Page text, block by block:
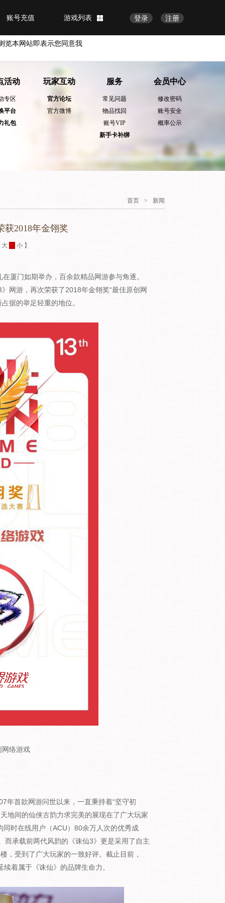
注册
登录
游戏列表
账号充值
览本网站即表示您同意我
活动
专区
平台
礼包
玩家互动
官方论坛
官方微博
服务
常见问题
物品找回
账号VIP
新手卡补绑
会员中心
修改密码
账号安全
概率公示
首页 > 新闻
获2018年金翎奖
大 中 小 】
门如期举办，百余款精品网游参与角逐。
网游，再次荣获了2018年金翎奖“最佳原创网
据的举足轻重的地位。
网络游戏
首款网游问世以来，一直秉持着“坚守初
地间的仙侠古韵力求完美的展现在了广大玩家
时在线用户（ACU）80余万人次的优秀成
而承载前两代风韵的《诛仙3》更是采用了自主
，受到了广大玩家的一致好评。截止目前，
着属于《诛仙》的品牌生命力。